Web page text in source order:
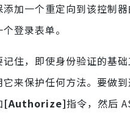
加一个重定向到该控制
登录表单。
住，即使身份验证的基础
来保护任何方法。要做
[Authorize]指令，然后